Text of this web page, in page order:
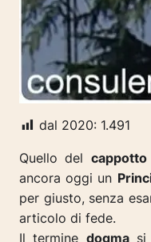
dal 2020: 1.491
Quello del
ancora oggi un
per giusto, senza
articolo di fede.
Il termine dogmasi